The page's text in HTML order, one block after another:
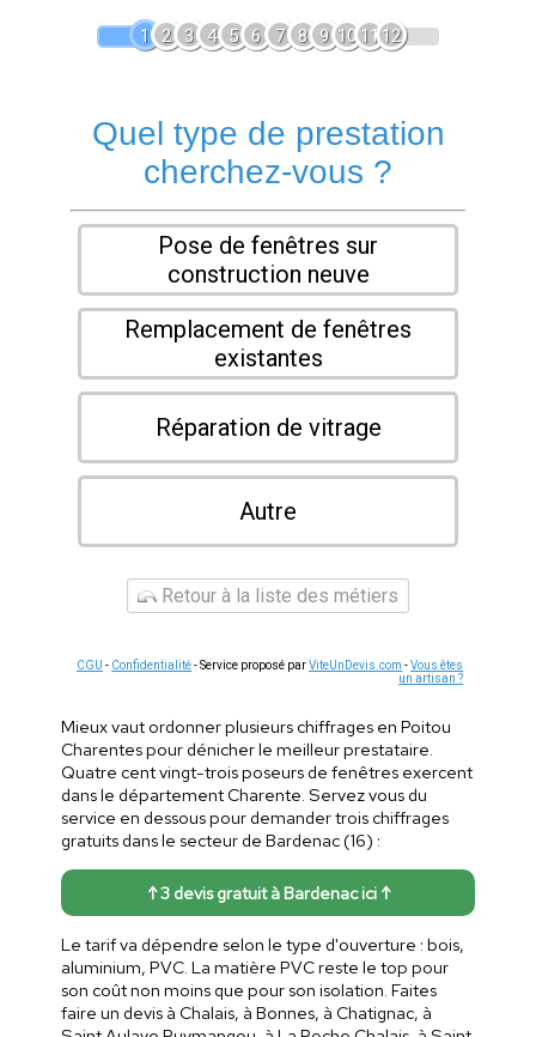
1 2 3 4 5 6 7 8 9 1011 12
Quel type de prestation
cherchez-vous ?
Pose de fenêtres sur
construction neuve
Remplacement de fenêtres
existantes
Réparation de vitrage
Autre
Retour à la liste des métiers
CGU - Confidentialité- Service proposé parViteUnDevis.com -Vous êtes
un artisan ?
Mieux vaut ordonner plusieurs chiffrages en Poitou
Charentes pour dénicher le meilleur prestataire.
Quatre cent vingt-trois poseurs de fenêtres exercent
dans le département Charente. Servez vous du
service en dessous pour demander trois chiffrages
gratuits dans le secteur de Bardenac (16) :
↑ 3 devis gratuit à Bardenac ici ↑
Le tarif va dépendre selon le type d'ouverture : bois,
aluminium, PVC. La matière PVC reste le top pour
son coût non moins que pour son isolation. Faites
faire un devis à Chalais, à Bonnes, à Chatignac, à